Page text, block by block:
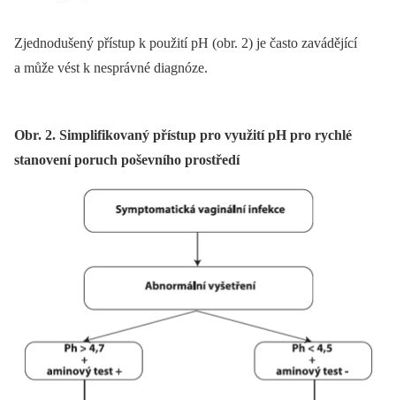
Zjednodušený přístup k použití pH (obr. 2) je často zavádějící
a může vést k nesprávné diagnóze.
Obr. 2. Simplifikovaný přístup pro využití pH pro rychlé
stanovení poruch poševního prostředí